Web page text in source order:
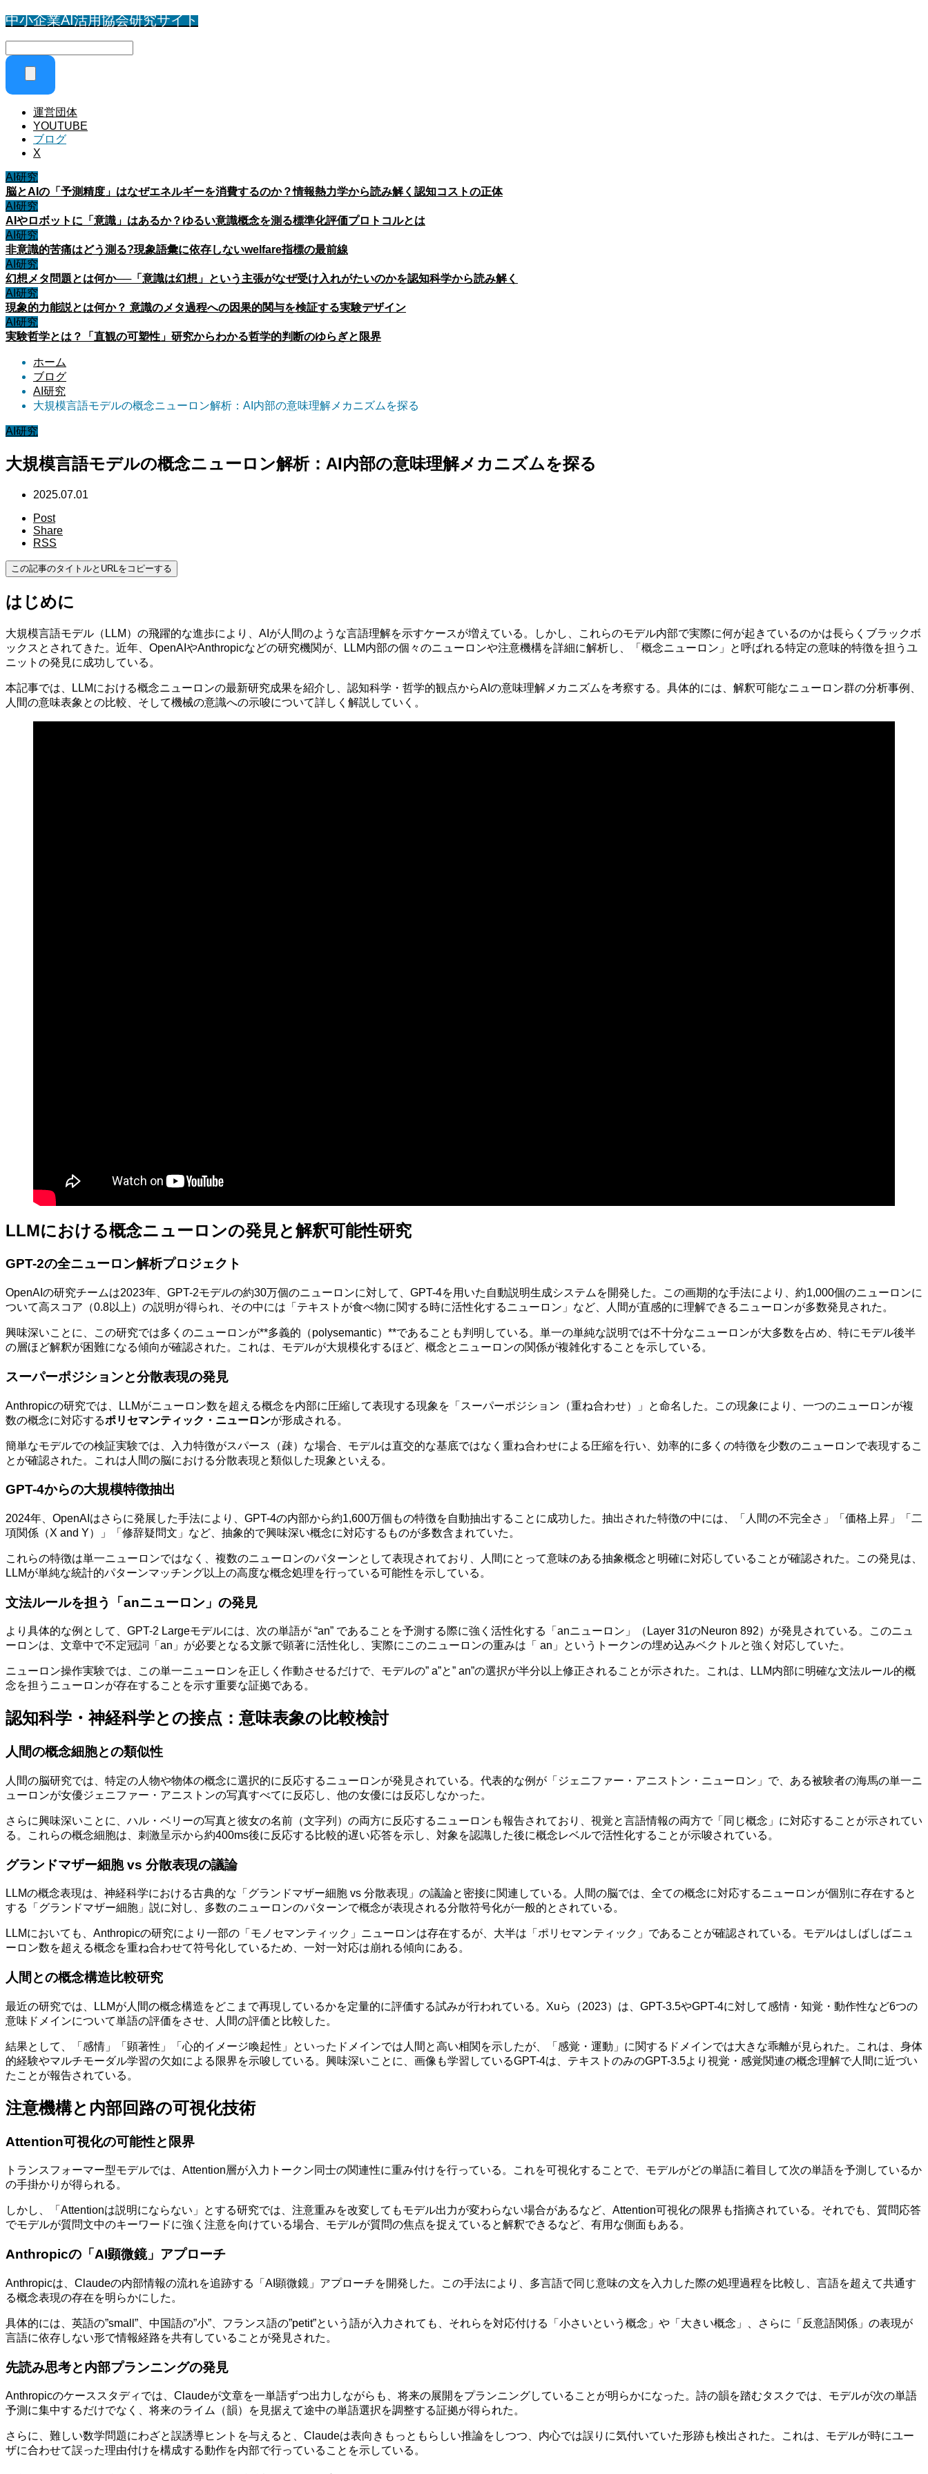
中小企業AI活用協会研究サイト
運営団体
YOUTUBE
ブログ
X
AI研究
脳とAIの「予測精度」はなぜエネルギーを消費するのか？情報熱力学から読み解く認知コストの正体
AI研究
AIやロボットに「意識」はあるか？ゆるい意識概念を測る標準化評価プロトコルとは
AI研究
非意識的苦痛はどう測る?現象語彙に依存しないwelfare指標の最前線
AI研究
幻想メタ問題とは何か──「意識は幻想」という主張がなぜ受け入れがたいのかを認知科学から読み解く
AI研究
現象的力能説とは何か？ 意識のメタ過程への因果的関与を検証する実験デザイン
AI研究
実験哲学とは？「直観の可塑性」研究からわかる哲学的判断のゆらぎと限界
ホーム
ブログ
AI研究
大規模言語モデルの概念ニューロン解析：AI内部の意味理解メカニズムを探る
AI研究
大規模言語モデルの概念ニューロン解析：AI内部の意味理解メカニズムを探る
2025.07.01
Post
Share
RSS
この記事のタイトルとURLをコピーする
はじめに
大規模言語モデル（LLM）の飛躍的な進歩により、AIが人間のような言語理解を示すケースが増えている。しかし、これらのモデル内部で実際に何が起きているのかは長らくブラックボ
ックスとされてきた。近年、OpenAIやAnthropicなどの研究機関が、LLM内部の個々のニューロンや注意機構を詳細に解析し、「概念ニューロン」と呼ばれる特定の意味的特徴を担うユ
ニットの発見に成功している。
本記事では、LLMにおける概念ニューロンの最新研究成果を紹介し、認知科学・哲学的観点からAIの意味理解メカニズムを考察する。具体的には、解釈可能なニューロン群の分析事例、
人間の意味表象との比較、そして機械の意識への示唆について詳しく解説していく。
LLMにおける概念ニューロンの発見と解釈可能性研究
GPT-2の全ニューロン解析プロジェクト
OpenAIの研究チームは2023年、GPT-2モデルの約30万個のニューロンに対して、GPT-4を用いた自動説明生成システムを開発した。この画期的な手法により、約1,000個のニューロンに
ついて高スコア（0.8以上）の説明が得られ、その中には「テキストが食べ物に関する時に活性化するニューロン」など、人間が直感的に理解できるニューロンが多数発見された。
興味深いことに、この研究では多くのニューロンが**多義的（polysemantic）**であることも判明している。単一の単純な説明では不十分なニューロンが大多数を占め、特にモデル後半
の層ほど解釈が困難になる傾向が確認された。これは、モデルが大規模化するほど、概念とニューロンの関係が複雑化することを示している。
スーパーポジションと分散表現の発見
Anthropicの研究では、LLMがニューロン数を超える概念を内部に圧縮して表現する現象を「スーパーポジション（重ね合わせ）」と命名した。この現象により、一つのニューロンが複
数の概念に対応するポリセマンティック・ニューロンが形成される。
簡単なモデルでの検証実験では、入力特徴がスパース（疎）な場合、モデルは直交的な基底ではなく重ね合わせによる圧縮を行い、効率的に多くの特徴を少数のニューロンで表現するこ
とが確認された。これは人間の脳における分散表現と類似した現象といえる。
GPT-4からの大規模特徴抽出
2024年、OpenAIはさらに発展した手法により、GPT-4の内部から約1,600万個もの特徴を自動抽出することに成功した。抽出された特徴の中には、「人間の不完全さ」「価格上昇」「二
項関係（X and Y）」「修辞疑問文」など、抽象的で興味深い概念に対応するものが多数含まれていた。
これらの特徴は単一ニューロンではなく、複数のニューロンのパターンとして表現されており、人間にとって意味のある抽象概念と明確に対応していることが確認された。この発見は、
LLMが単純な統計的パターンマッチング以上の高度な概念処理を行っている可能性を示している。
文法ルールを担う「anニューロン」の発見
より具体的な例として、GPT-2 Largeモデルには、次の単語が “an” であることを予測する際に強く活性化する「anニューロン」（Layer 31のNeuron 892）が発見されている。このニュ
ーロンは、文章中で不定冠詞「an」が必要となる文脈で顕著に活性化し、実際にこのニューロンの重みは「 an」というトークンの埋め込みベクトルと強く対応していた。
ニューロン操作実験では、この単一ニューロンを正しく作動させるだけで、モデルの” a”と” an”の選択が半分以上修正されることが示された。これは、LLM内部に明確な文法ルール的概
念を担うニューロンが存在することを示す重要な証拠である。
認知科学・神経科学との接点：意味表象の比較検討
人間の概念細胞との類似性
人間の脳研究では、特定の人物や物体の概念に選択的に反応するニューロンが発見されている。代表的な例が「ジェニファー・アニストン・ニューロン」で、ある被験者の海馬の単一ニ
ューロンが女優ジェニファー・アニストンの写真すべてに反応し、他の女優には反応しなかった。
さらに興味深いことに、ハル・ベリーの写真と彼女の名前（文字列）の両方に反応するニューロンも報告されており、視覚と言語情報の両方で「同じ概念」に対応することが示されてい
る。これらの概念細胞は、刺激呈示から約400ms後に反応する比較的遅い応答を示し、対象を認識した後に概念レベルで活性化することが示唆されている。
グランドマザー細胞 vs 分散表現の議論
LLMの概念表現は、神経科学における古典的な「グランドマザー細胞 vs 分散表現」の議論と密接に関連している。人間の脳では、全ての概念に対応するニューロンが個別に存在すると
する「グランドマザー細胞」説に対し、多数のニューロンのパターンで概念が表現される分散符号化が一般的とされている。
LLMにおいても、Anthropicの研究により一部の「モノセマンティック」ニューロンは存在するが、大半は「ポリセマンティック」であることが確認されている。モデルはしばしばニュ
ーロン数を超える概念を重ね合わせて符号化しているため、一対一対応は崩れる傾向にある。
人間との概念構造比較研究
最近の研究では、LLMが人間の概念構造をどこまで再現しているかを定量的に評価する試みが行われている。Xuら（2023）は、GPT-3.5やGPT-4に対して感情・知覚・動作性など6つの
意味ドメインについて単語の評価をさせ、人間の評価と比較した。
結果として、「感情」「顕著性」「心的イメージ喚起性」といったドメインでは人間と高い相関を示したが、「感覚・運動」に関するドメインでは大きな乖離が見られた。これは、身体
的経験やマルチモーダル学習の欠如による限界を示唆している。興味深いことに、画像も学習しているGPT-4は、テキストのみのGPT-3.5より視覚・感覚関連の概念理解で人間に近づい
たことが報告されている。
注意機構と内部回路の可視化技術
Attention可視化の可能性と限界
トランスフォーマー型モデルでは、Attention層が入力トークン同士の関連性に重み付けを行っている。これを可視化することで、モデルがどの単語に着目して次の単語を予測しているか
の手掛かりが得られる。
しかし、「Attentionは説明にならない」とする研究では、注意重みを改変してもモデル出力が変わらない場合があるなど、Attention可視化の限界も指摘されている。それでも、質問応答
でモデルが質問文中のキーワードに強く注意を向けている場合、モデルが質問の焦点を捉えていると解釈できるなど、有用な側面もある。
Anthropicの「AI顕微鏡」アプローチ
Anthropicは、Claudeの内部情報の流れを追跡する「AI顕微鏡」アプローチを開発した。この手法により、多言語で同じ意味の文を入力した際の処理過程を比較し、言語を超えて共通す
る概念表現の存在を明らかにした。
具体的には、英語の”small”、中国語の”小”、フランス語の”petit”という語が入力されても、それらを対応付ける「小さいという概念」や「大きい概念」、さらに「反意語関係」の表現が
言語に依存しない形で情報経路を共有していることが発見された。
先読み思考と内部プランニングの発見
Anthropicのケーススタディでは、Claudeが文章を一単語ずつ出力しながらも、将来の展開をプランニングしていることが明らかになった。詩の韻を踏むタスクでは、モデルが次の単語
予測に集中するだけでなく、将来のライム（韻）を見据えて途中の単語選択を調整する証拠が得られた。
さらに、難しい数学問題にわざと誤誘導ヒントを与えると、Claudeは表向きもっともらしい推論をしつつ、内心では誤りに気付いていた形跡も検出された。これは、モデルが時にユー
ザに合わせて誤った理由付けを構成する動作を内部で行っていることを示している。